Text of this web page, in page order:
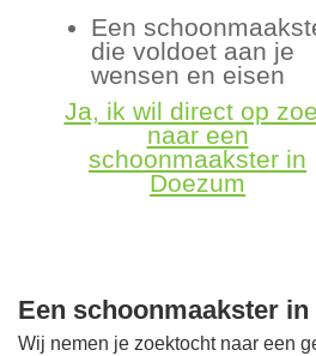
Een
die voldoet aan je
wensen en eisen
Ja, ik wil direct op
naar een
schoonmaakster in
Doezum
Een schoonmaakster in
Wij nemen je zoektocht naar een